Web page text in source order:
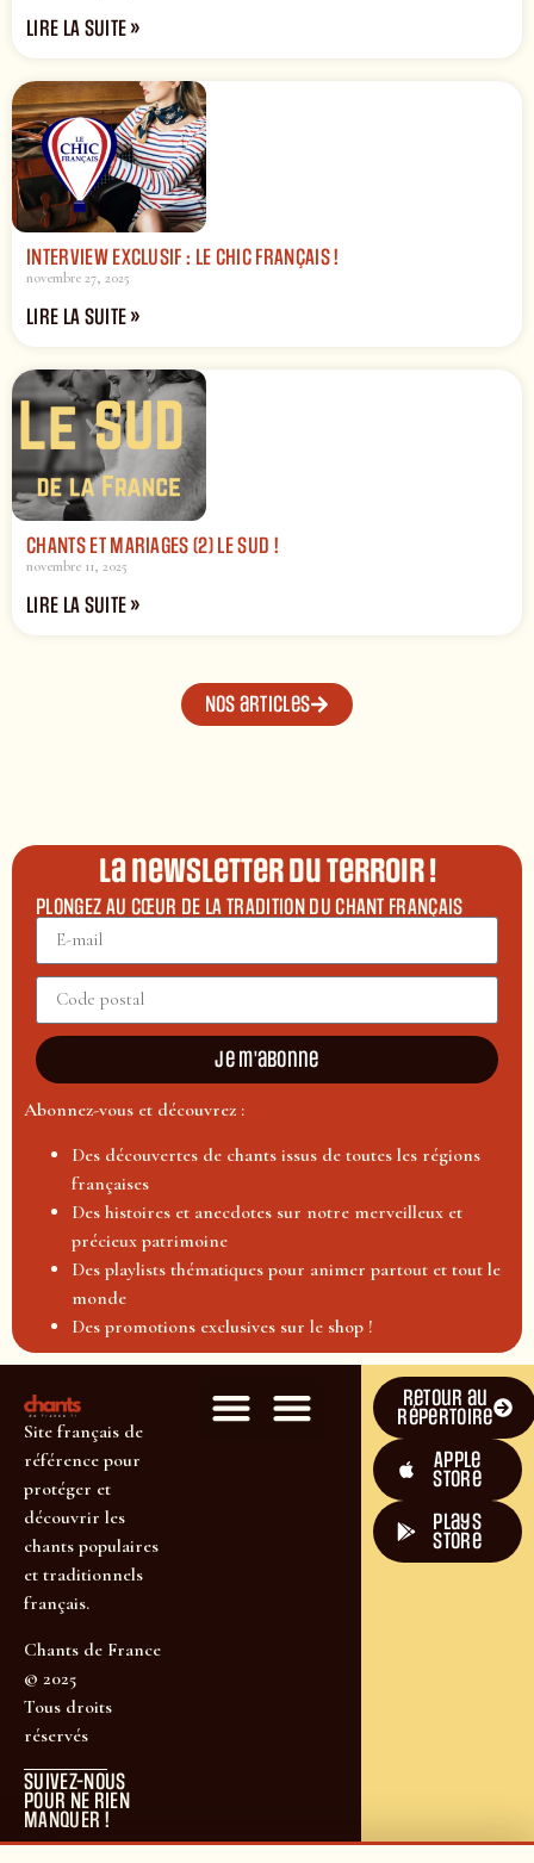
LIRE LA SUITE »
INTERVIEW EXCLUSIF : LE CHIC FRANÇAIS !
novembre 27, 2025
LIRE LA SUITE »
CHANTS ET MARIAGES (2) LE SUD !
novembre 11, 2025
LIRE LA SUITE »
Nos articles
La newsletter du terroir !
PLONGEZ AU CŒUR DE LA TRADITION DU CHANT FRANÇAIS
Je m'abonne
Abonnez-vous et découvrez :
Des découvertes de chants issus de toutes les régions
françaises
Des histoires et anecdotes sur notre merveilleux et
précieux patrimoine
Des playlists thématiques pour animer partout et tout le
monde
Des promotions exclusives sur le shop !
Site français de
référence pour
protéger et
découvrir les
chants populaires
et traditionnels
français.
Chants de France
© 2025
Tous droits
réservés
SUIVEZ-NOUS
POUR NE RIEN
MANQUER !
Retour au
répertoire
Apple
Store
plays
store